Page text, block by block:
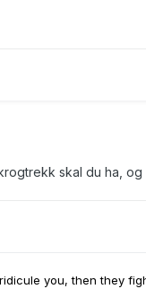
skal du ha,
you, then they